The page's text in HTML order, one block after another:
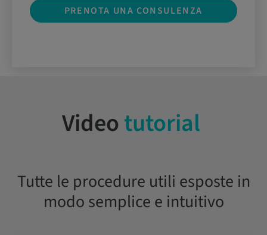
PRENOTA UNA CONSULENZA
Videotutorial
Tutte le procedure utili esposte in
modo semplice e intuitivo